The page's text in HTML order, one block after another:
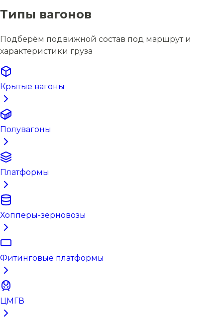
Типы вагонов
Подберём подвижной состав под маршрут и
характеристики груза
Крытые вагоны
Полувагоны
Платформы
Хопперы-зерновозы
Фитинговые платформы
ЦМГВ